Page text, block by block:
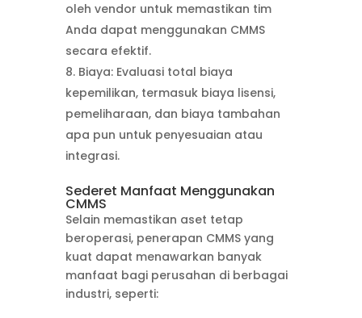
oleh vendor untuk memastikan tim
Anda dapat menggunakan CMMS
secara efektif.
Biaya: Evaluasi total biaya
kepemilikan, termasuk biaya lisensi,
pemeliharaan, dan biaya tambahan
apa pun untuk penyesuaian atau
integrasi.
Sederet Manfaat Menggunakan
CMMS
Selain memastikan aset tetap
beroperasi, penerapan CMMS yang
kuat dapat menawarkan banyak
manfaat bagi perusahan di berbagai
industri, seperti: